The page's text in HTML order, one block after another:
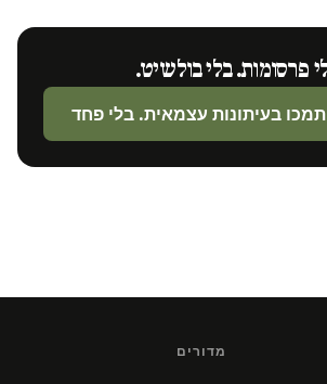
פרסומות. בלי בולשיט.
תמכו בעיתונות עצמאית. בלי פחד
מדורים